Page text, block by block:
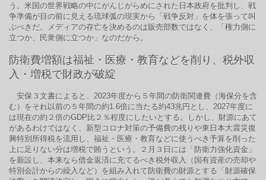
う。米国の世界戦略の中にがんじがらめにされた日本政府を批判し、戦
争準備が目の前に見える琉球弧の現実から「戦争反対」を体を張って叫
ぶべきだ。メディアの存亡を決めるのは販売部数ではなく、「権力側に
立つか、民衆側に立つか」なのだから。
防衛費増額は福祉・医療・教育などを削り、税外収
入・増税で財政が破綻
安保３文書によると、2023年度から５年間の防衛関連費（海保分を含
む）をそれ以前の５年間の約1.6倍に当たる約43兆円とし、2027年度に
は現在の約２倍のGDP比２％程度にしたいとする。しかし、財源にあて
があるわけではなく、新型コロナ対策の予備費の残りや東日本大震災復
興特別所得税を流用し、福祉・医療・教育などに使うべき予算を削った
上に足りない分は増税で賄うという。２月３日には「防衛力強化資金」
を新設し、本来なら借金返済に充てるべき税外収入（国有資産の売却や
特別会計からの繰入など）を組み入れて防衛費の財源とする「財源確保